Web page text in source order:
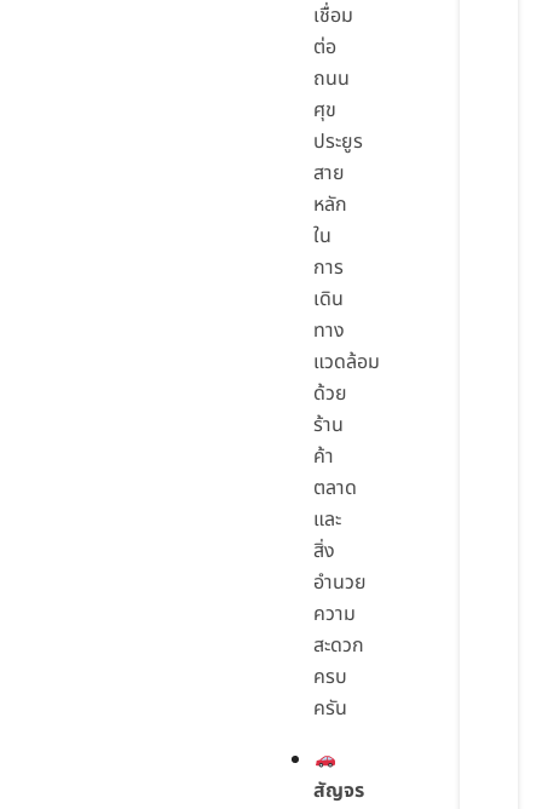
เชื่อม
ต่อ
ถนน
ศุข
ประยูร
สาย
หลัก
ใน
การ
เดิน
ทาง
แวดล้อม
ด้วย
ร้าน
ค้า
ตลาด
และ
สิ่ง
อำนวย
ความ
สะดวก
ครบ
ครัน
สัญจร